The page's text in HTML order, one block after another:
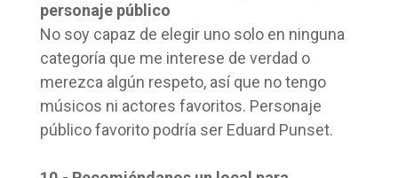
personaje público
No soy capaz de elegir uno solo en ninguna
categoría que me interese de verdad o
merezca algún respeto, así que no tengo
músicos ni actores favoritos. Personaje
público favorito podría ser Eduard Punset.